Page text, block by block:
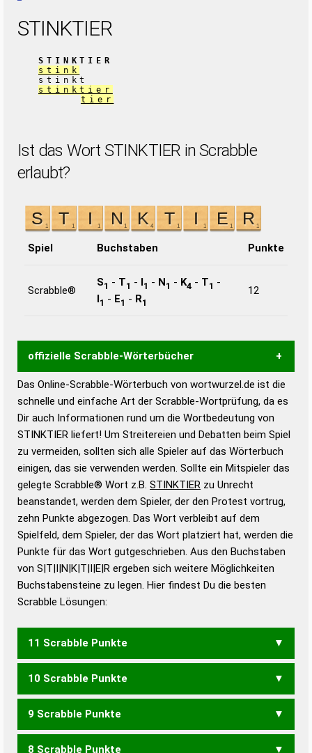
STINKTIER
STINKTIER
stink
stinkt
stinktier
tier
Ist das Wort STINKTIER in Scrabble
erlaubt?
Spiel Buchstaben Punkte
Scrabble®
S1 - T1 - I1 - N1 - K4 - T1 -
I1 - E1 - R1
12
offizielle Scrabble-Wörterbücher
Wortwurzel liefert mit Hilfe eines semantischen
Wortanalyse-Algorithmus gute Anhaltspunkte zu
Wortbedeutung, Worttrennung und Wortform, um die
Gültigkeit eines Wortes für das Scrabble-Spiel zu
bestimmen!
zugelassene Turnier Scrabble-
Wörterbücher sind:
Duden – Standardwerk in 12 Bänden
Duden – Richtiges und gutes
Deutsch
Duden – Die deutsche Grammatik
Duden – Deutsches
Das Online-Scrabble-Wörterbuch von wortwurzel.de ist die
schnelle und einfache Art der Scrabble-Wortprüfung, da es
Dir auch Informationen rund um die Wortbedeutung von
STINKTIER liefert! Um Streitereien und Debatten beim Spiel
zu vermeiden, sollten sich alle Spieler auf das Wörterbuch
einigen, das sie verwenden werden. Sollte ein Mitspieler das
gelegte Scrabble® Wort z.B. STINKTIER zu Unrecht
beanstandet, werden dem Spieler, der den Protest vortrug,
zehn Punkte abgezogen. Das Wort verbleibt auf dem
Spielfeld, dem Spieler, der das Wort platziert hat, werden die
Punkte für das Wort gutgeschrieben. Aus den Buchstaben
von S|T|I|N|K|T|I|E|R ergeben sich weitere Möglichkeiten
Buchstabensteine zu legen. Hier findest Du die besten
Scrabble Lösungen:
11 Scrabble Punkte
ERSTINKT KIRNTEST
STRIKTEN
TRINKEST
10 Scrabble Punkte
ERISTIK ERSTINK INKREIS
KIRNEST
KIRNTET KIRSTEN KITTENS KNISTER KNISTRE
KNITTER KNITTRE KRETINS
9 Scrabble Punkte
8 Scrabble Punkte